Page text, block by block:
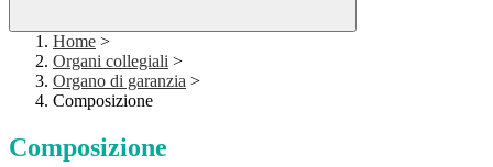
Home >
Organi collegiali >
Organo di garanzia >
Composizione
Composizione